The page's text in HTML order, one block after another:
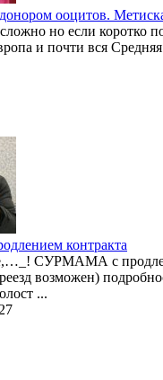
донором ооцитов.
но если коротко
и почти вся
контракта
СУРМАМА с
возможен)
...